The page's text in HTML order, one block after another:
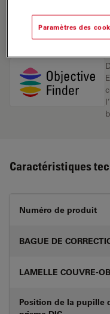
DEMANDE DE
Caractéristiques
Numéro de produit
BAGUE DE
LAMELLE COUVRE-
Position de la pupille
Paramètres des